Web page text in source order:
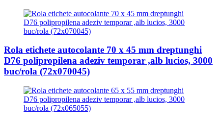
Rola etichete autocolante 70 x 45 mm dreptunghi
D76 polipropilena adeziv temporar ,alb lucios, 3000
buc/rola (72x070045)